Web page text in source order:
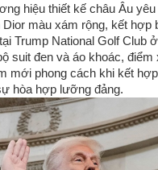
hiệu thiết kế châu Âu
màu xám rộng, kết
Trump National Golf Club
suit đen và áo khoác,
mới phong cách khi kết
hòa hợp lưỡng đảng.